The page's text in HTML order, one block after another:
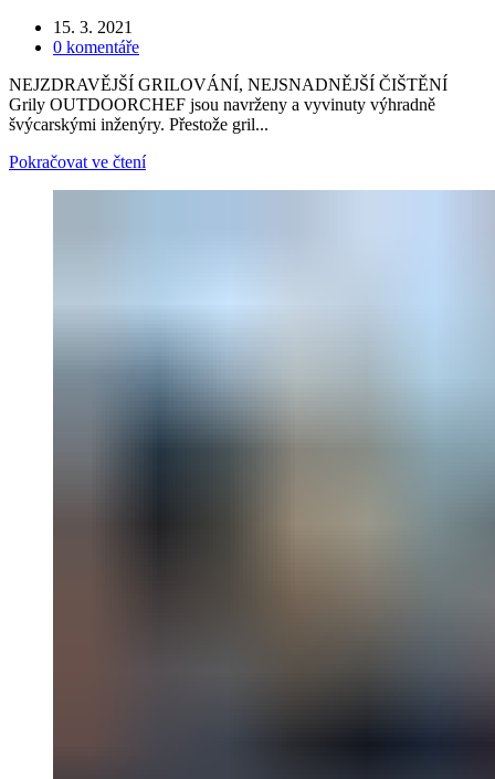
15. 3. 2021
0 komentáře
NEJZDRAVĚJŠÍ GRILOVÁNÍ, NEJSNADNĚJŠÍ ČIŠTĚNÍ
Grily OUTDOORCHEF jsou navrženy a vyvinuty výhradně
švýcarskými inženýry. Přestože gril...
Pokračovat ve čtení